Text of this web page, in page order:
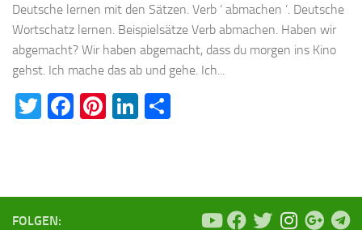
Deutsche lernen mit den Sätzen. Verb ‘ abmachen ’. Deutsche
Wortschatz lernen. Beispielsätze Verb abmachen. Haben wir
abgemacht? Wir haben abgemacht, dass du morgen ins Kino
gehst. Ich mache das ab und gehe. Ich...
Twitter
Facebook
Pinterest
LinkedIn
FOLGEN: